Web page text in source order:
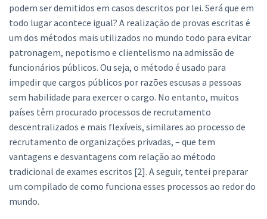
podem ser demitidos em casos descritos por lei. Será que em
todo lugar acontece igual? A realização de provas escritas é
um dos métodos mais utilizados no mundo todo para evitar
patronagem, nepotismo e clientelismo na admissão de
funcionários públicos. Ou seja, o método é usado para
impedir que cargos públicos por razões escusas a pessoas
sem habilidade para exercer o cargo. No entanto, muitos
países têm procurado processos de recrutamento
descentralizados e mais flexíveis, similares ao processo de
recrutamento de organizações privadas, – que tem
vantagens e desvantagens com relação ao método
tradicional de exames escritos [2]. A seguir, tentei preparar
um compilado de como funciona esses processos ao redor do
mundo.